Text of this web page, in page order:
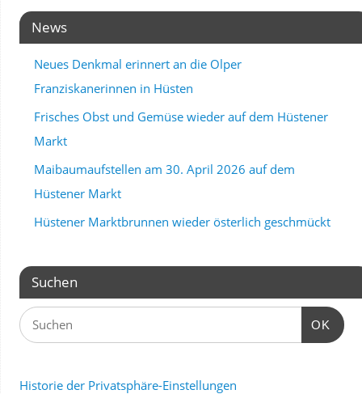
News
Neues Denkmal erinnert an die Olper
Franziskanerinnen in Hüsten
Frisches Obst und Gemüse wieder auf dem Hüstener
Markt
Maibaumaufstellen am 30. April 2026 auf dem
Hüstener Markt
Hüstener Marktbrunnen wieder österlich geschmückt
Suchen
OK
Historie der Privatsphäre-Einstellungen